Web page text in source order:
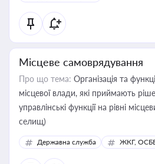
Місцеве самоврядування
Про що тема: Організація та
місцевої влади, які приймають
управлінські функції на рівні
селищ)
Державна служба ЖКГ,